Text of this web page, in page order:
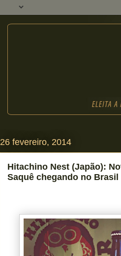
26 fevereiro, 2014
Hitachino Nest (Japão):
Saquê chegando no Brasil